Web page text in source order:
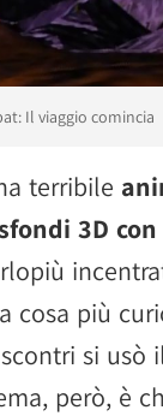
Il viaggio comincia
terribile
3D con
cosa più
si usò
però, è